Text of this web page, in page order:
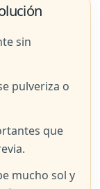
sin
pulveriza o
que
mucho sol y